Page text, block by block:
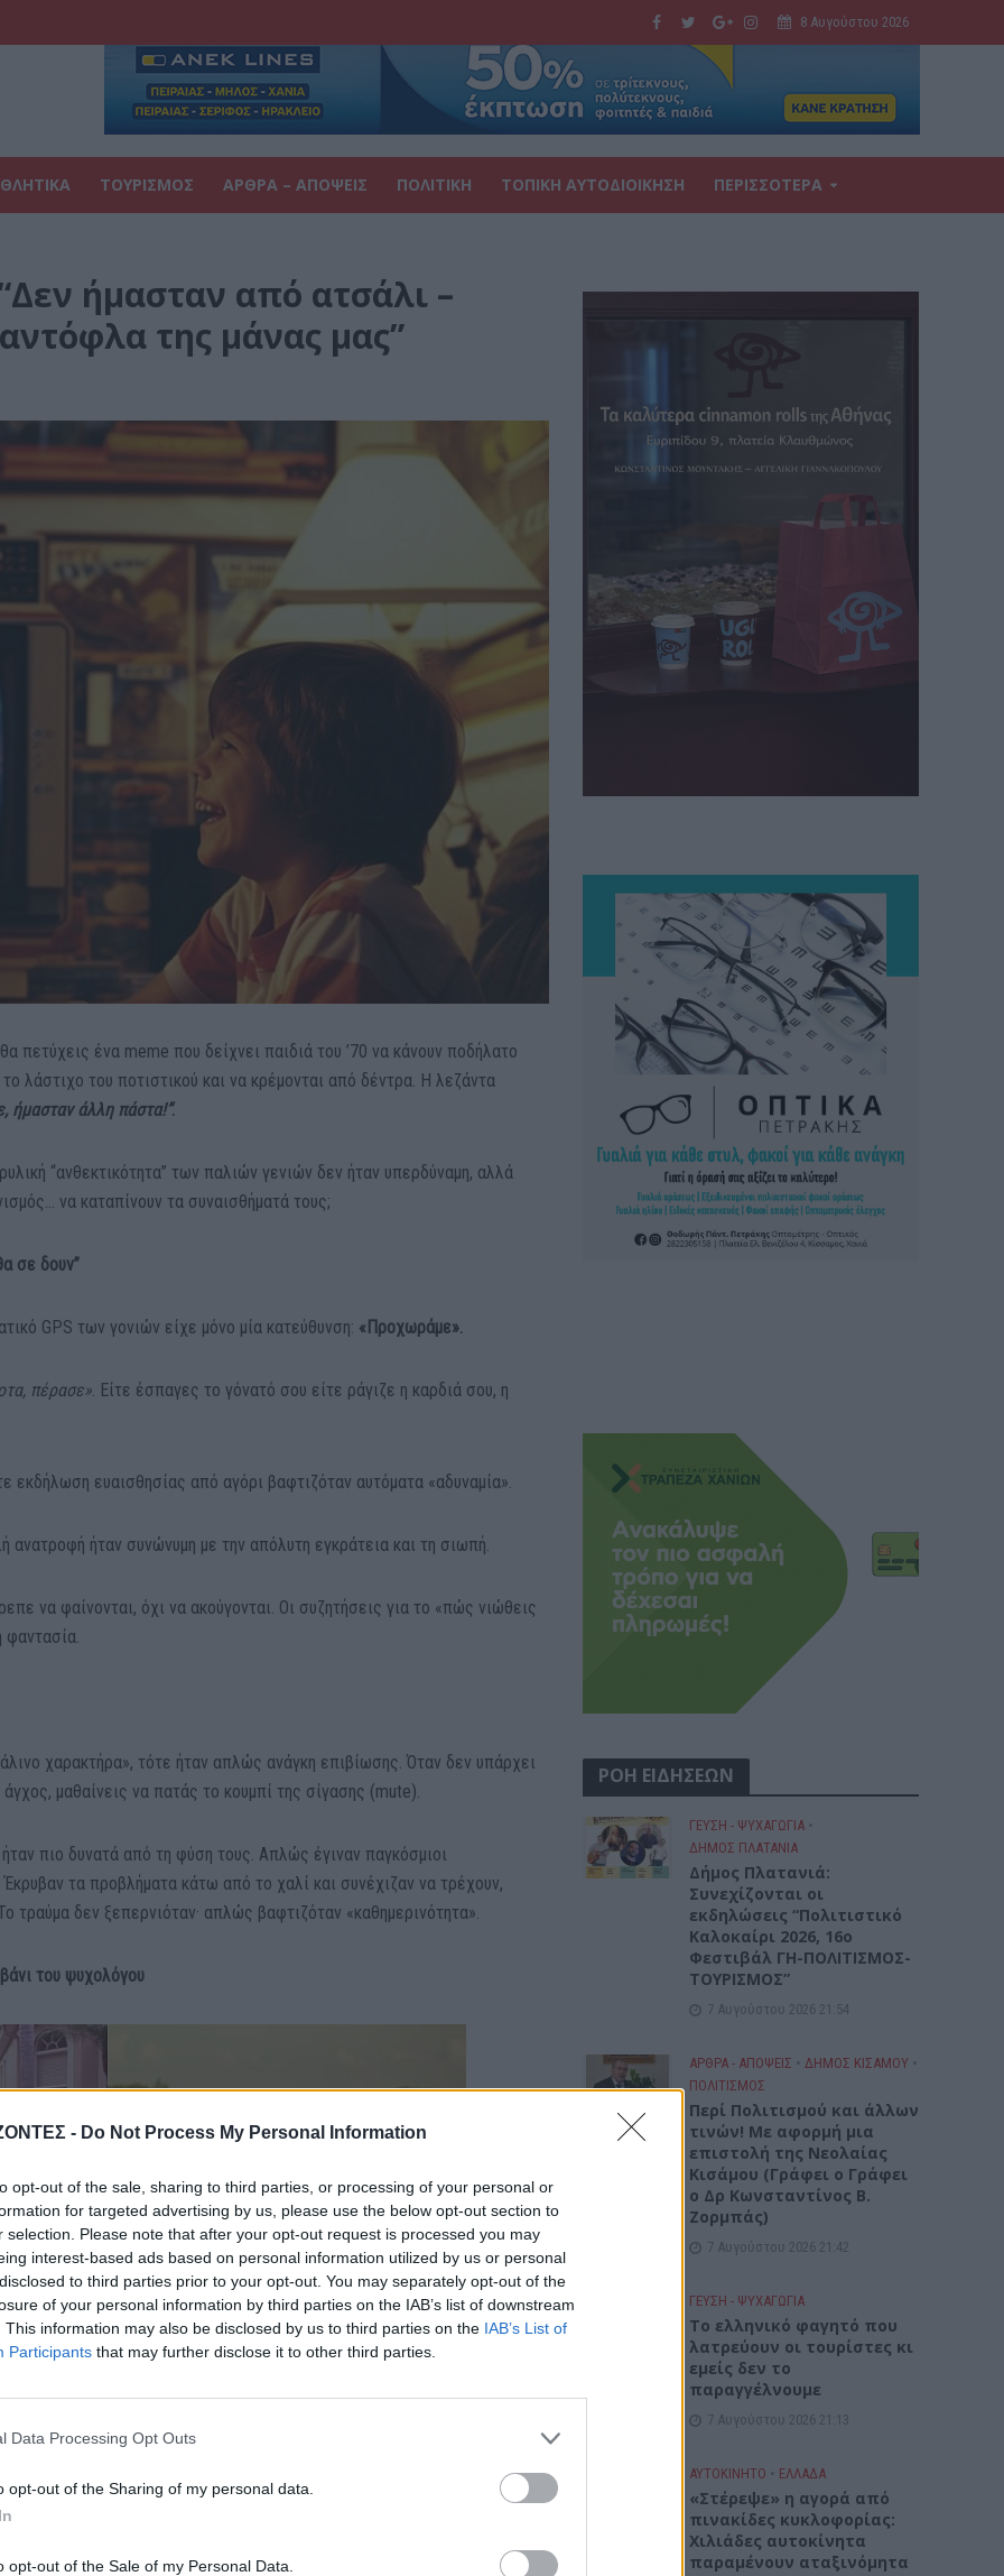
- Do Not Process My Personal Information
opt-out of the sale, sharing to third parties, or processing of your personal or
for targeted advertising by us, please use the below opt-out section to
selection. Please note that after your opt-out request is processed you may
interest-based ads based on personal information utilized by us or personal
to third parties prior to your opt-out. You may separately opt-out of the
of your personal information by third parties on the IAB’s list of downstream
This information may also be disclosed by us to third parties on the IAB’s List of
Participants that may further disclose it to other third parties.
Data Processing Opt Outs
opt-out of the Sharing of my personal data.
opt-out of the Sale of my Personal Data.
8 Αυγούστου 2026
ΤΟΥΡΙΣΜΟΣ ΑΡΘΡΑ – ΑΠΟΨΕΙΣ ΠΟΛΙΤΙΚΗ ΤΟΠΙΚΗ ΑΥΤΟΔΙΟΙΚΗΣΗ ΠΕΡΙΣΣΟΤΕΡΑ
ήμασταν από ατσάλι –
της μάνας μας”
πετύχεις ένα meme που δείχνει παιδιά του ’70 να κάνουν ποδήλατο
λάστιχο του ποτιστικού και να κρέμονται από δέντρα. Η λεζάντα
ήμασταν άλλη πάστα!”.
“ανθεκτικότητα” των παλιών γενιών δεν ήταν υπερδύναμη, αλλά
να καταπίνουν τα συναισθήματά τους;
σε δουν”
GPS των γονιών είχε μόνο μία κατεύθυνση: «Προχωράμε».
πέρασε». Είτε έσπαγες το γόνατό σου είτε ράγιζε η καρδιά σου, η
εκδήλωση ευαισθησίας από αγόρι βαφτιζόταν αυτόματα «αδυναμία».
ανατροφή ήταν συνώνυμη με την απόλυτη εγκράτεια και τη σιωπή.
να φαίνονται, όχι να ακούγονται. Οι συζητήσεις για το «πώς νιώθεις
φαντασία.
χαρακτήρα», τότε ήταν απλώς ανάγκη επιβίωσης. Όταν δεν υπάρχει
μαθαίνεις να πατάς το κουμπί της σίγασης (mute).
πιο δυνατά από τη φύση τους. Απλώς έγιναν παγκόσμιοι
Έκρυβαν τα προβλήματα κάτω από το χαλί και συνέχιζαν να τρέχουν,
τραύμα δεν ξεπερνιόταν· απλώς βαφτιζόταν «καθημερινότητα».
του ψυχολόγου
«σκληραγωγημένη» γενιά μεγάλωσε και έφερε στον κόσμο τα παιδιά των
το παιχνίδι.
σου δεν θεωρείται ντροπή, αλλά
σου δεν σε κάνει Rambo. Σε κάνει απλώς μια κινητή «βόμβα» έτοιμη να
ΡΟΗ ΕΙΔΗΣΕΩΝ
ΓΕΎΣΗ - ΨΥΧΑΓΩΓΊΑ •
ΔΉΜΟΣ ΠΛΑΤΑΝΙΆ
Δήμος Πλατανιά:
Συνεχίζονται οι
εκδηλώσεις “Πολιτιστικό
Καλοκαίρι 2026, 16ο
Φεστιβάλ ΓΗ-ΠΟΛΙΤΙΣΜΟΣ-
ΤΟΥΡΙΣΜΟΣ”
7 Αυγούστου 2026 21:54
ΑΡΘΡΑ - ΑΠΟΨΕΙΣ • ΔΉΜΟΣ ΚΙΣΆΜΟΥ •
ΠΟΛΙΤΙΣΜΟΣ
Περί Πολιτισμού και άλλων
τινών! Mε αφορμή μια
επιστολή της Νεολαίας
Κισάμου (Γράφει ο Γράφει
ο Δρ Κωνσταντίνος Β.
Ζορμπάς)
7 Αυγούστου 2026 21:42
ΓΕΎΣΗ - ΨΥΧΑΓΩΓΊΑ
Το ελληνικό φαγητό που
λατρεύουν οι τουρίστες κι
εμείς δεν το
παραγγέλνουμε
7 Αυγούστου 2026 21:13
ΑΥΤΟΚΙΝΗΤΟ • ΕΛΛΑΔΑ
«Στέρεψε» η αγορά από
πινακίδες κυκλοφορίας:
Χιλιάδες αυτοκίνητα
παραμένουν αταξινόμητα